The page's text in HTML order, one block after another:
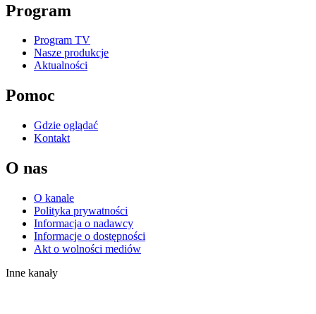
Program
Program TV
Nasze produkcje
Aktualności
Pomoc
Gdzie oglądać
Kontakt
O nas
O kanale
Polityka prywatności
Informacja o nadawcy
Informacje o dostępności
Akt o wolności mediów
Inne kanały